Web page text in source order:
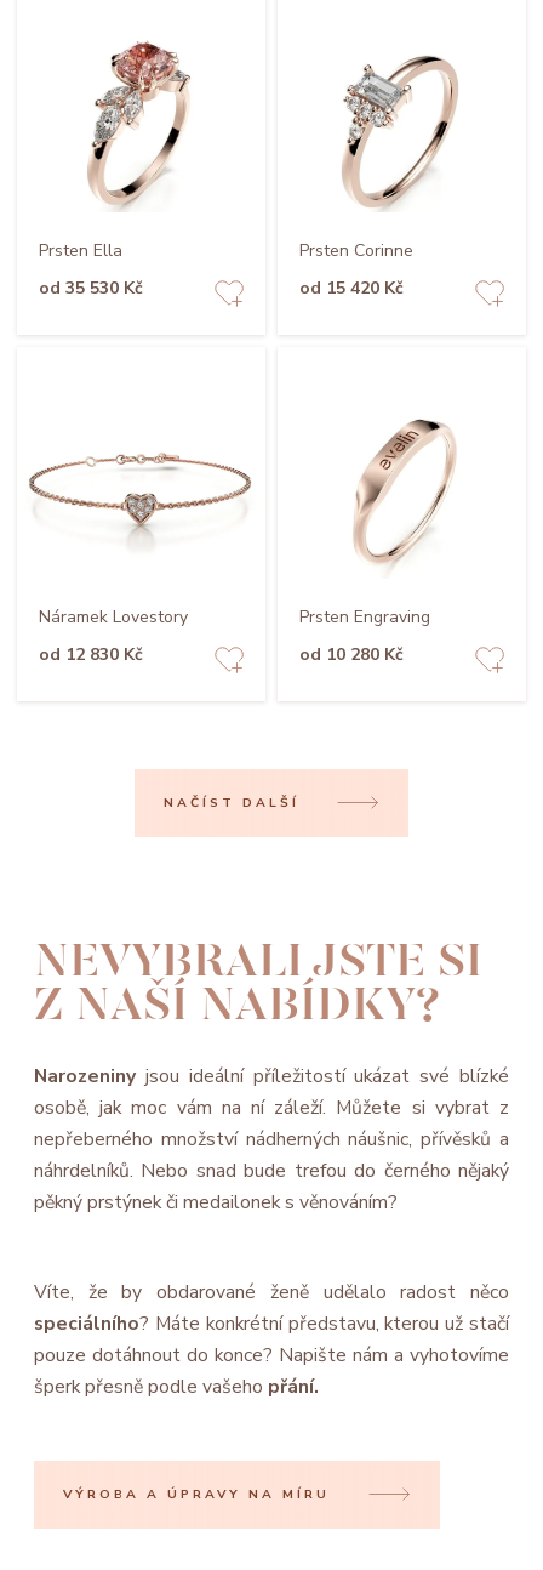
Prsten Ella
od 35 530 Kč
Prsten Corinne
od 15 420 Kč
Náramek Lovestory
od 12 830 Kč
Prsten Engraving
od 10 280 Kč
NAČÍST DALŠÍ
NEVYBRALI JSTE SI
Z NAŠÍ NABÍDKY?
Narozeninyjsou ideální příležitostí ukázat své blízké
osobě, jak moc vám na ní záleží. Můžete si vybrat z
nepřeberného množství nádherných náušnic, přívěsků a
náhrdelníků. Nebo snad bude trefou do černého nějaký
pěkný prstýnek či medailonek s věnováním?
Víte, že by obdarované ženě udělalo radost něco
speciálního? Máte konkrétní představu, kterou už stačí
pouze dotáhnout do konce? Napište nám a vyhotovíme
šperk přesně podle vašeho přání.
VÝROBA A ÚPRAVY NA MÍRU